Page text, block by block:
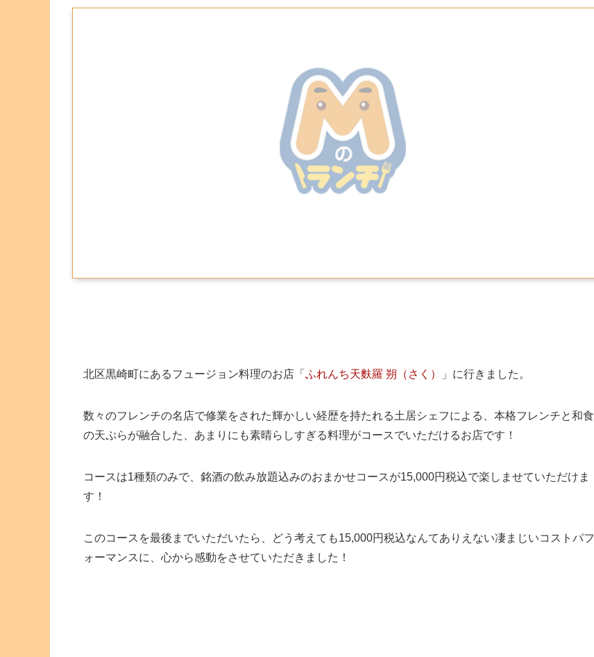
北区黒崎町にあるフュージョン料理のお店「 ふれんち天麩羅 朔（さく） 」に行きました。
数々のフレンチの名店で修業をされた輝かしい経歴を持たれる土居シェフによる、本格フレンチと和食
の天ぷらが融合した、あまりにも素晴らしすぎる料理がコースでいただけるお店です！
コースは1種類のみで、銘酒の飲み放題込みのおまかせコースが15,000円税込で楽しませていただけま
す！
このコースを最後までいただいたら、どう考えても15,000円税込なんてありえない凄まじいコストパフ
ォーマンスに、心から感動をさせていただきました！